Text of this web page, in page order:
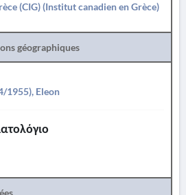
(CIG) (Institut canadien en Grèce)
géographiques
1955), Eleon